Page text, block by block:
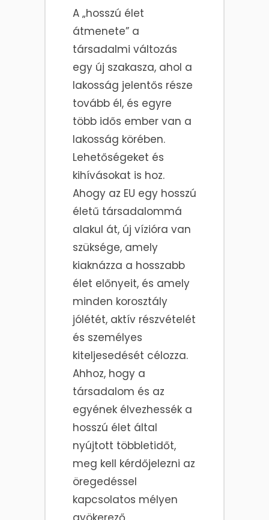
A „hosszú élet
átmenete” a
társadalmi változás
egy új szakasza, ahol a
lakosság jelentős része
tovább él, és egyre
több idős ember van a
lakosság körében.
Lehetőségeket és
kihívásokat is hoz.
Ahogy az EU egy hosszú
életű társadalommá
alakul át, új vízióra van
szüksége, amely
kiaknázza a hosszabb
élet előnyeit, és amely
minden korosztály
jólétét, aktív részvételét
és személyes
kiteljesedését célozza.
Ahhoz, hogy a
társadalom és az
egyének élvezhessék a
hosszú élet által
nyújtott többletidőt,
meg kell kérdőjelezni az
öregedéssel
kapcsolatos mélyen